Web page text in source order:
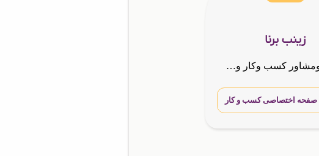
زینب برنا
نماینده ومشاور کسب وکار ومدیر رسمی هلدینگ بین المللی چرا باید همین حالا وارد کسب و کار اینترنتی بشی؟ 💻✨ تا چند سال پیش برای راه اندازی یک کسب و کار باید مغازه اجاره میکردی, جنس میخریدی, کلی هزین
صفحه اختصاصی کسب و کار